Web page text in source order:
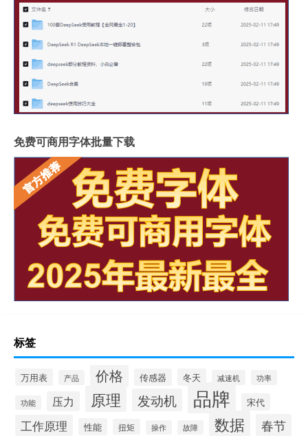
免费可商用字体批量下载
标签
万用表 产品 价格 传感器 冬天 减速机 功率
功能 压力 原理 发动机 品牌 宋代
工作原理 性能 扭矩 操作 故障 数据 春节